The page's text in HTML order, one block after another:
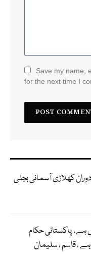
Save my name,
for the next time I
کھلاڑی آسمانی بجلی
پاکستانی حکام
، قاسم ، سلیمان